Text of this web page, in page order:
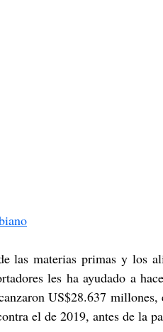
las materias primas y los
les ha ayudado a
US$28.637
el de 2019, antes de la